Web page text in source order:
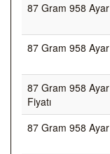
87 Gram 958 Ayar
87 Gram 958 Ayar
87 Gram 958
Fiyatı
87 Gram 958